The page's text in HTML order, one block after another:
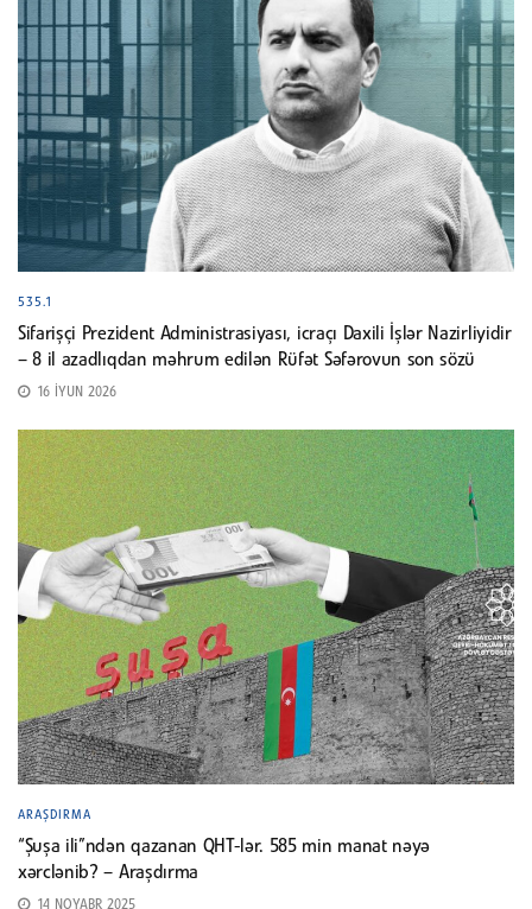
535.1
Sifarişçi Prezident Administrasiyası, icraçı Daxili İşlər Nazirliyidir
– 8 il azadlıqdan məhrum edilən Rüfət Səfərovun son sözü
16 İYUN 2026
ARAŞDIRMA
“Şuşa ili”ndən qazanan QHT-lər. 585 min manat nəyə
xərclənib? – Araşdırma
14 NOYABR 2025